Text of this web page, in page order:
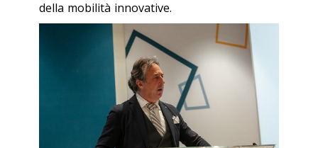
della mobilità innovative.